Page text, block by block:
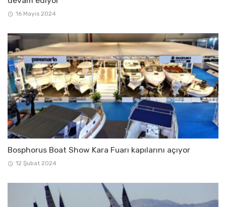
16 Mayıs 2024
Bosphorus Boat Show Kara Fuarı kapılarını açıyor
12 Şubat 2024